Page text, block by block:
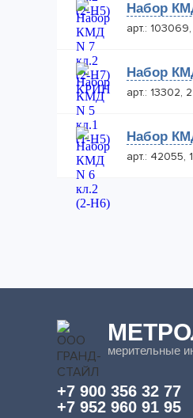
Набор
арт.:
Набор
арт.: 13302,
Набор
арт.: 42055,
мерительные
+7 900 356 32 77
+7 952 960 91 95